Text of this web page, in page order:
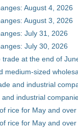
August 4, 2026
August 3, 2026
July 31, 2026
July 30, 2026
at the end of
medium-sized
and industrial
industrial
rice for May and
rice for May and